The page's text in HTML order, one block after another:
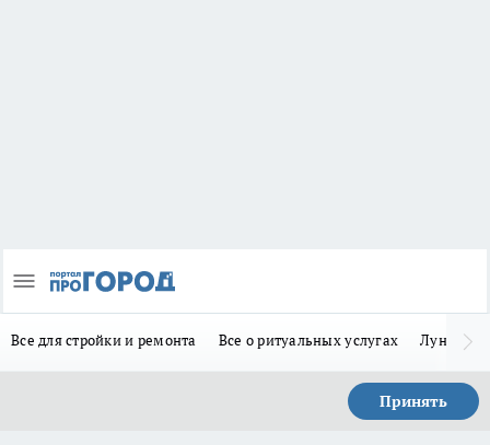
Все для стройки и ремонта Все о ритуальных услугах Лунно-
Принять